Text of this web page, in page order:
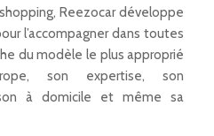
Reezocar développe
l’accompagner dans toutes
du modèle le plus approprié
son expertise, son
à domicile et même sa